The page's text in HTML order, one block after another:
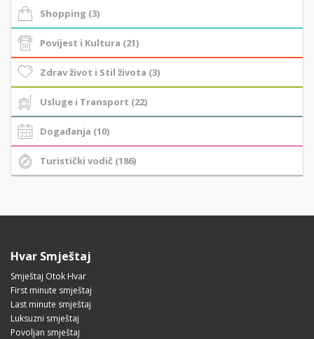
Shopping (3)
Povijest i Kultura (21)
Zdrav život i Stil života (3)
Usluge i Transport (22)
Događanja (10)
Turistički vodič (186)
Hvar Smještaj
Smještaj Otok Hvar
First minute smještaj
Last minute smještaj
Luksuzni smještaj
Povoljan smještaj